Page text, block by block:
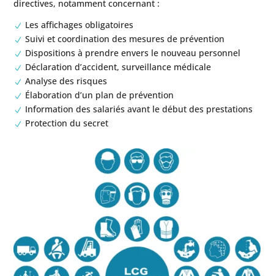
directives, notamment concernant :
N Les affichages obligatoires
N Suivi et coordination des mesures de prévention
N Dispositions à prendre envers le nouveau personnel
N Déclaration d’accident, surveillance médicale
N Analyse des risques
N Élaboration d’un plan de prévention
N Information des salariés avant le début des prestations
N Protection du secret